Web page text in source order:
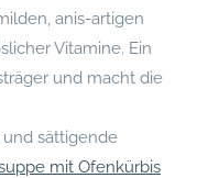
anis-artigen
Vitamine. Ein
und macht die
sättigende
mit Ofenkürbis